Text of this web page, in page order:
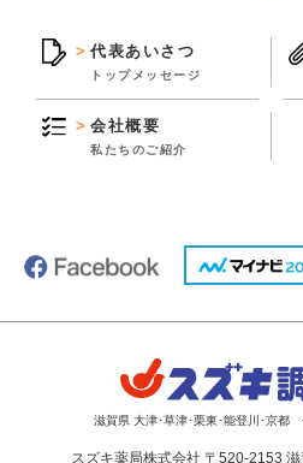
代表あいさつ
トップメッセージ
会社概要
私たちのご紹介
滋賀県 大津･草津･栗東･能登川･京都
スズキ薬局株式会社 〒520-2153